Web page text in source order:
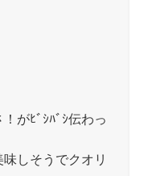
がﾋﾞｼﾊﾞｼ伝わっ
しそうでクオリ